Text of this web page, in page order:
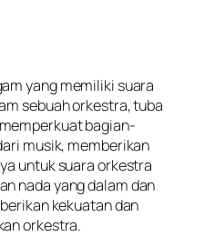
yang memiliki suara
sebuah orkestra, tuba
bagian-
musik, memberikan
untuk suara orkestra
nada yang dalam dan
kekuatan dan
orkestra.